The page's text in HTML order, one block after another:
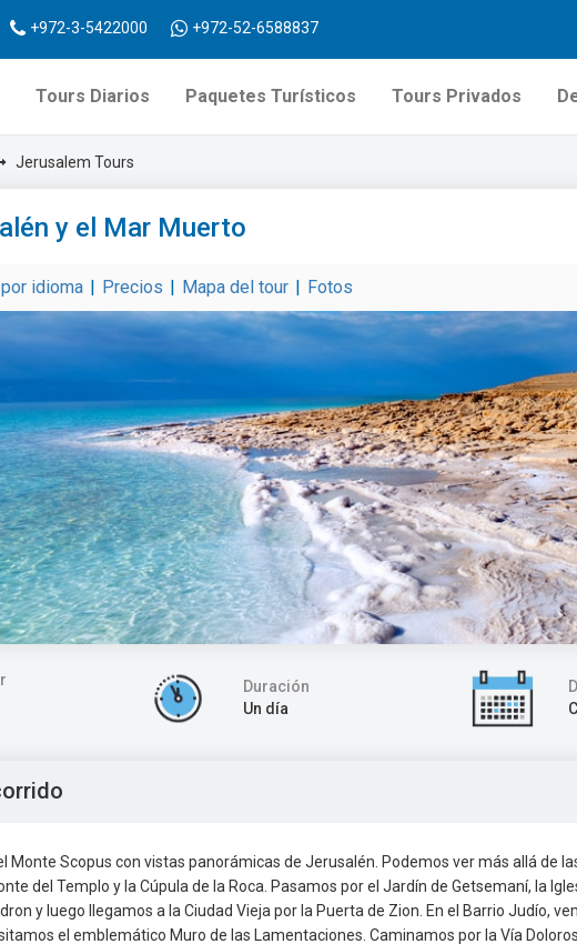
+972-3-5422000 +972-52-6588837
Tours Diarios Paquetes Turísticos Tours Privados
Jerusalem Tours
y el Mar Muerto
idioma | Precios | Mapa del tour | Fotos
Duración
Un día
Monte Scopus con vistas panorámicas de Jerusalén. Podemos ver más allá de
del Templo y la Cúpula de la Roca. Pasamos por el Jardín de Getsemaní, la
y luego llegamos a la Ciudad Vieja por la Puerta de Zion. En el Barrio Judío,
el emblemático Muro de las Lamentaciones. Caminamos por la Vía